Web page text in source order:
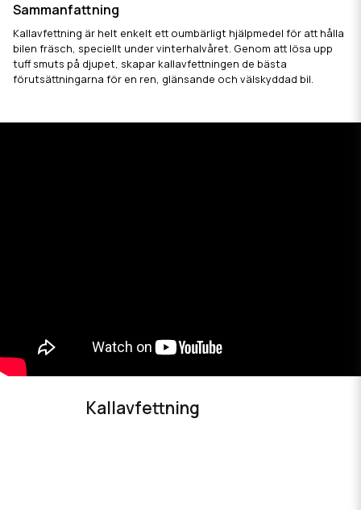
Sammanfattning
Kallavfettning är helt enkelt ett oumbärligt hjälpmedel för att hålla
bilen fräsch, speciellt under vinterhalvåret. Genom att lösa upp
tuff smuts på djupet, skapar kallavfettningen de bästa
förutsättningarna för en ren, glänsande och välskyddad bil.
Kallavfettning